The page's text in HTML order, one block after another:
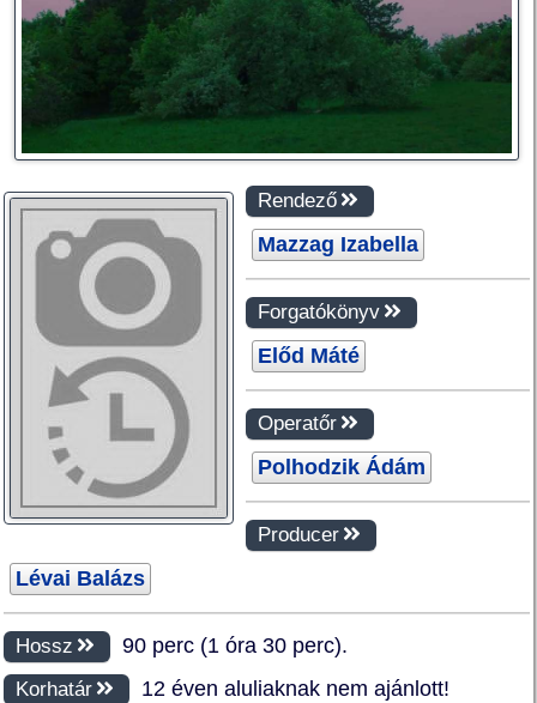
Rendező
Mazzag Izabella
Forgatókönyv
Előd Máté
Operatőr
Polhodzik Ádám
Producer
Lévai Balázs
Hossz 90 perc (1 óra 30 perc).
Korhatár 12 éven aluliaknak nem ajánlott!